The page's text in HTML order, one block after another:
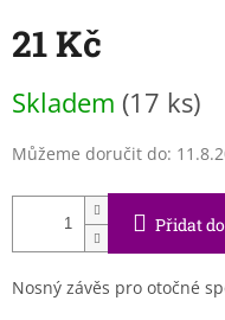
21 Kč
cena:
Skladem (17 ks)
Můžeme doručit do:
Přidat
Nosný závěs pro otočné